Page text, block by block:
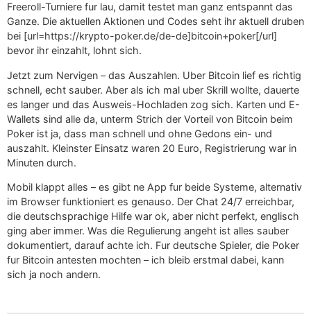
Freeroll-Turniere fur lau, damit testet man ganz entspannt das
Ganze. Die aktuellen Aktionen und Codes seht ihr aktuell druben
bei [url=https://krypto-poker.de/de-de]bitcoin+poker[/url]
bevor ihr einzahlt, lohnt sich.
Jetzt zum Nervigen – das Auszahlen. Uber Bitcoin lief es richtig
schnell, echt sauber. Aber als ich mal uber Skrill wollte, dauerte
es langer und das Ausweis-Hochladen zog sich. Karten und E-
Wallets sind alle da, unterm Strich der Vorteil von Bitcoin beim
Poker ist ja, dass man schnell und ohne Gedons ein- und
auszahlt. Kleinster Einsatz waren 20 Euro, Registrierung war in
Minuten durch.
Mobil klappt alles – es gibt ne App fur beide Systeme, alternativ
im Browser funktioniert es genauso. Der Chat 24/7 erreichbar,
die deutschsprachige Hilfe war ok, aber nicht perfekt, englisch
ging aber immer. Was die Regulierung angeht ist alles sauber
dokumentiert, darauf achte ich. Fur deutsche Spieler, die Poker
fur Bitcoin antesten mochten – ich bleib erstmal dabei, kann
sich ja noch andern.